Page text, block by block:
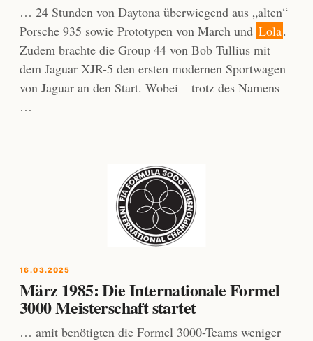
… 24 Stunden von Daytona überwiegend aus „alten“
Porsche 935 sowie Prototypen von March und Lola.
Zudem brachte die Group 44 von Bob Tullius mit
dem Jaguar XJR-5 den ersten modernen Sportwagen
von Jaguar an den Start. Wobei – trotz des Namens
…
16.03.2025
März 1985: Die Internationale Formel
3000 Meisterschaft startet
… amit benötigten die Formel 3000-Teams weniger